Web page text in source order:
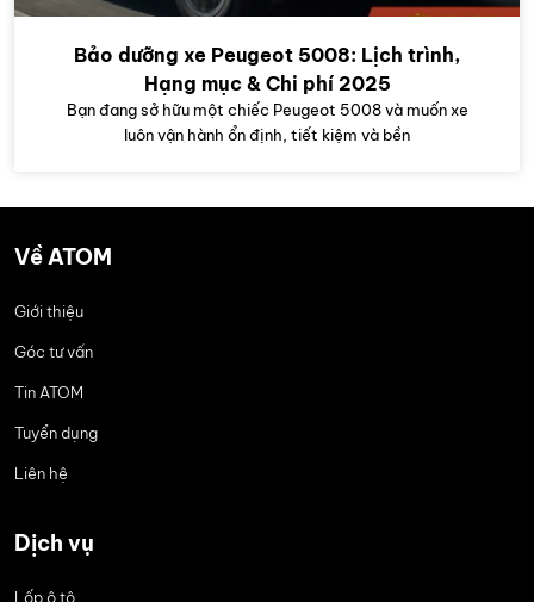
Bảo dưỡng xe Peugeot 5008: Lịch trình,
Hạng mục & Chi phí 2025
Bạn đang sở hữu một chiếc Peugeot 5008 và muốn xe
luôn vận hành ổn định, tiết kiệm và bền
Về ATOM
Giới thiệu
Góc tư vấn
Tin ATOM
Tuyển dụng
Liên hệ
Dịch vụ
Lốp ô tô